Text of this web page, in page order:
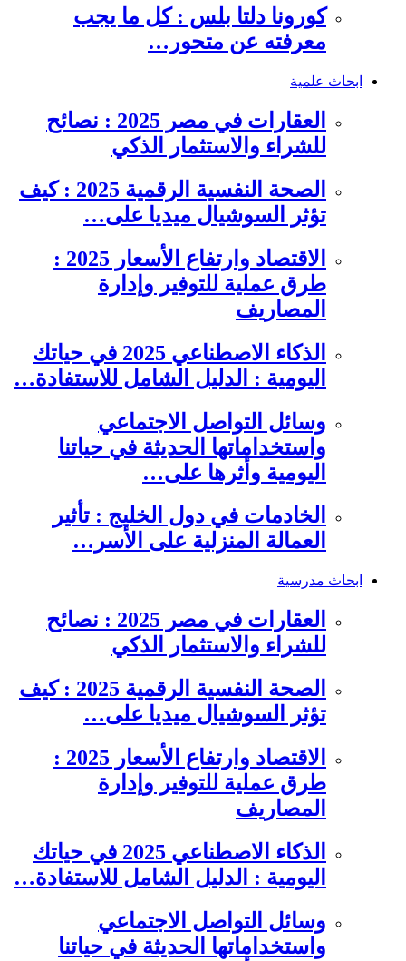
كورونا دلتا بلس : كل ما يجب
معرفته عن متحور…
ابحاث علمية
العقارات في مصر 2025 : نصائح
للشراء والاستثمار الذكي
الصحة النفسية الرقمية 2025 : كيف
تؤثر السوشيال ميديا على…
الاقتصاد وارتفاع الأسعار 2025 :
طرق عملية للتوفير وإدارة
المصاريف
الذكاء الاصطناعي 2025 في حياتك
اليومية : الدليل الشامل للاستفادة…
وسائل التواصل الاجتماعي
واستخداماتها الحديثة في حياتنا
اليومية وأثرها على…
الخادمات في دول الخليج : تأثير
العمالة المنزلية على الأسر…
ابحاث مدرسية
العقارات في مصر 2025 : نصائح
للشراء والاستثمار الذكي
الصحة النفسية الرقمية 2025 : كيف
تؤثر السوشيال ميديا على…
الاقتصاد وارتفاع الأسعار 2025 :
طرق عملية للتوفير وإدارة
المصاريف
الذكاء الاصطناعي 2025 في حياتك
اليومية : الدليل الشامل للاستفادة…
وسائل التواصل الاجتماعي
واستخداماتها الحديثة في حياتنا